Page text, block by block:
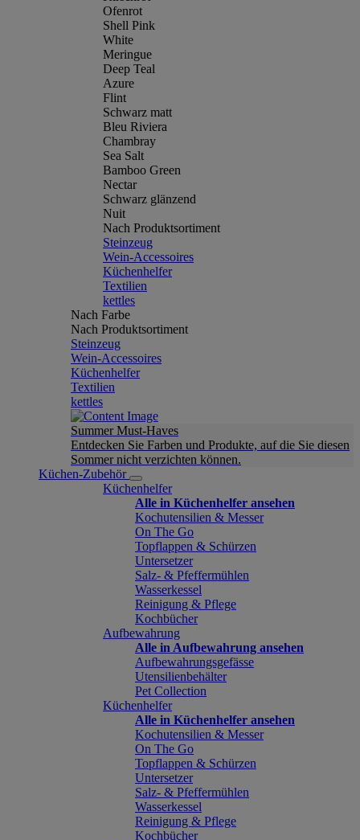
Ofenrot
Shell Pink
White
Meringue
Deep Teal
Azure
Flint
Schwarz matt
Bleu Riviera
Chambray
Sea Salt
Bamboo Green
Nectar
Schwarz glänzend
Nuit
Nach Produktsortiment
Steinzeug
Wein-Accessoires
Küchenhelfer
Textilien
kettles
Nach Farbe
Nach Produktsortiment
Steinzeug
Wein-Accessoires
Küchenhelfer
Textilien
kettles
Summer Must-Haves
Entdecken Sie Farben und Produkte, auf die Sie diesen
Sommer nicht verzichten können.
Küchen-Zubehör
Küchenhelfer
Alle in Küchenhelfer ansehen
Kochutensilien & Messer
On The Go
Topflappen & Schürzen
Untersetzer
Salz- & Pfeffermühlen
Wasserkessel
Reinigung & Pflege
Kochbücher
Aufbewahrung
Alle in Aufbewahrung ansehen
Aufbewahrungsgefässe
Utensilienbehälter
Pet Collection
Küchenhelfer
Alle in Küchenhelfer ansehen
Kochutensilien & Messer
On The Go
Topflappen & Schürzen
Untersetzer
Salz- & Pfeffermühlen
Wasserkessel
Reinigung & Pflege
Kochbücher